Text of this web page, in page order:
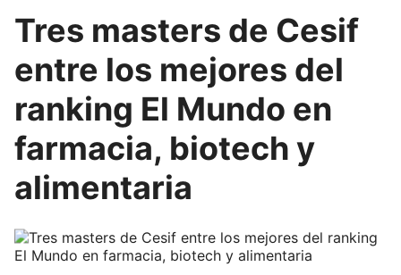
Cursos
Executive Education
Internacional
In-Company
Blog
Tres masters de Cesif
entre los mejores del
ranking El Mundo en
farmacia, biotech y
alimentaria